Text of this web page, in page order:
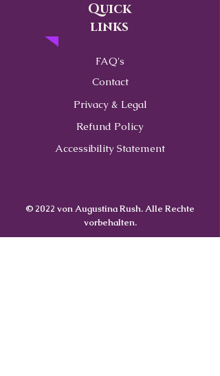
Quick
links
FAQ's
Contact
Privacy & Legal
Refund Policy
Accessibility Statement
© 2022 von Augustina Rush. Alle Rechte
vorbehalten.